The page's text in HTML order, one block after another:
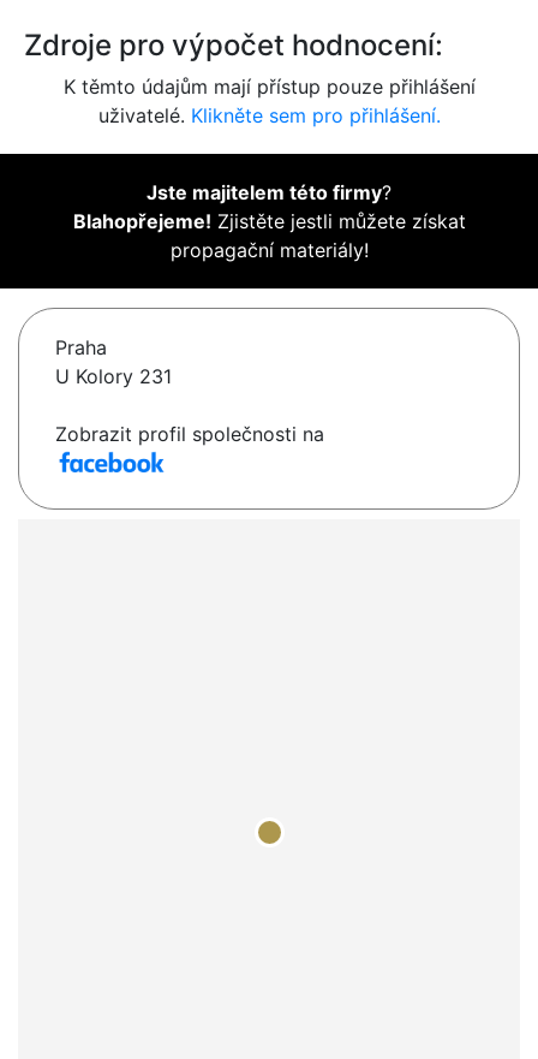
Zdroje pro výpočet hodnocení:
K těmto údajům mají přístup pouze přihlášení
uživatelé. Klikněte sem pro přihlášení.
Jste majitelem této firmy?
Blahopřejeme! Zjistěte jestli můžete získat
propagační materiály!
Praha
U Kolory 231
Zobrazit profil společnosti na